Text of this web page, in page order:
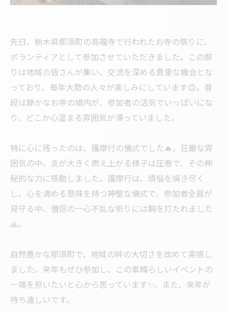
先日、栃木県那須町の高福寺で行われたお寺の祭りに、
ボランティアとして参加させていただきました。この祭
りは地域の皆さんが集い、交流を深める貴重な機会とな
っており、毎年大勢の人々が楽しみにしています😊。普
段は静かなお寺の境内が、参加者の活気でいっぱいにな
り、どこか心温まる雰囲気が漂っていました。
特に心に残ったのは、護摩行の儀式でした🔥。荘厳な雰
囲気の中、炎が大きく燃え上がる様子は圧巻で、その神
秘的な力に感動しました。護摩行は、煩悩を焼き尽く
し、心を清める意味を持つ神聖な儀式で、参加者全員が
見守る中、僧侶の一心不乱な祈りには胸を打たれました
🙏。
自然豊かな那須町で、地域の絆の大切さを改めて実感し
ました。来年もぜひ参加し、この素晴らしいイベントの
一端を担いたいと心から思っています✨。また、来年が
待ち遠しいです。